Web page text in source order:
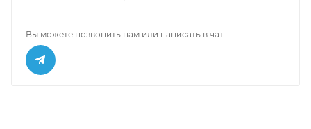
Вы можете позвонить нам или написать в чат